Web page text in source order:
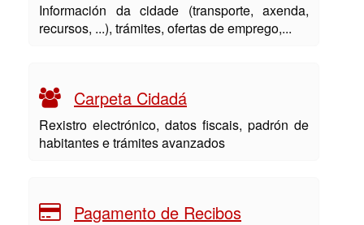
Información da cidade (transporte, axenda,
recursos, ...), trámites, ofertas de emprego,...
Carpeta Cidadá
Rexistro electrónico, datos fiscais, padrón de
habitantes e trámites avanzados
Pagamento de Recibos